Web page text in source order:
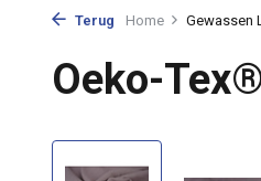
Terug Home Gewassen
Oeko-